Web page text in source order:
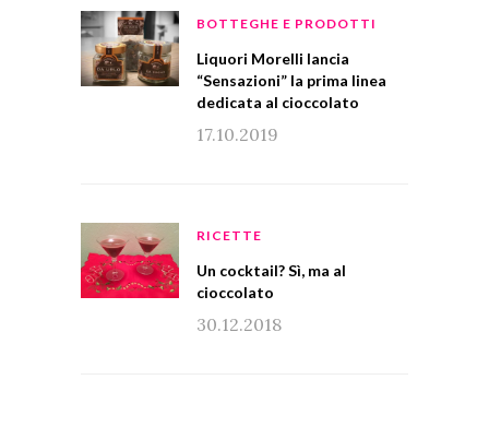
BOTTEGHE E PRODOTTI
Liquori Morelli lancia
“Sensazioni” la prima linea
dedicata al cioccolato
17.10.2019
RICETTE
Un cocktail? Sì, ma al
cioccolato
30.12.2018